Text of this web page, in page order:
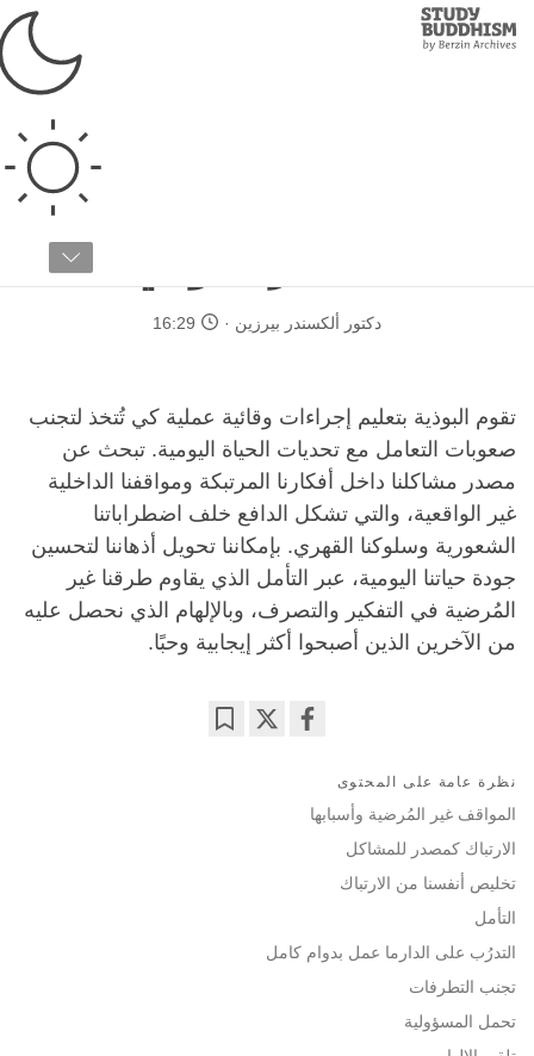
Study
Buddhism
نصيحة قبل البدء في
دكتور ألكسندر بيرزين 16:29
تقوم البوذية بتعليم إجراءات وقائية عملية كي تُتخذ لتجنب
صعوبات التعامل مع تحديات الحياة اليومية. تبحث عن
مصدر مشاكلنا داخل أفكارنا المرتبكة ومواقفنا الداخلية
غير الواقعية، والتي تشكل الدافع خلف اضطراباتنا
الشعورية وسلوكنا القهري. بإمكاننا تحويل أذهاننا لتحسين
جودة حياتنا اليومية، عبر التأمل الذي يقاوم طرقنا غير
المُرضية في التفكير والتصرف، وبالإلهام الذي نحصل عليه
من الآخرين الذين أصبحوا أكثر إيجابية وحبًا.
facebook
نظرة عامة على المحتوى
المواقف غير المُرضية وأسبابها
الارتباك كمصدر للمشاكل
تخليص أنفسنا من الارتباك
التأمل
التدرُب على الدارما عمل بدوام كامل
تجنب التطرفات
تحمل المسؤولية